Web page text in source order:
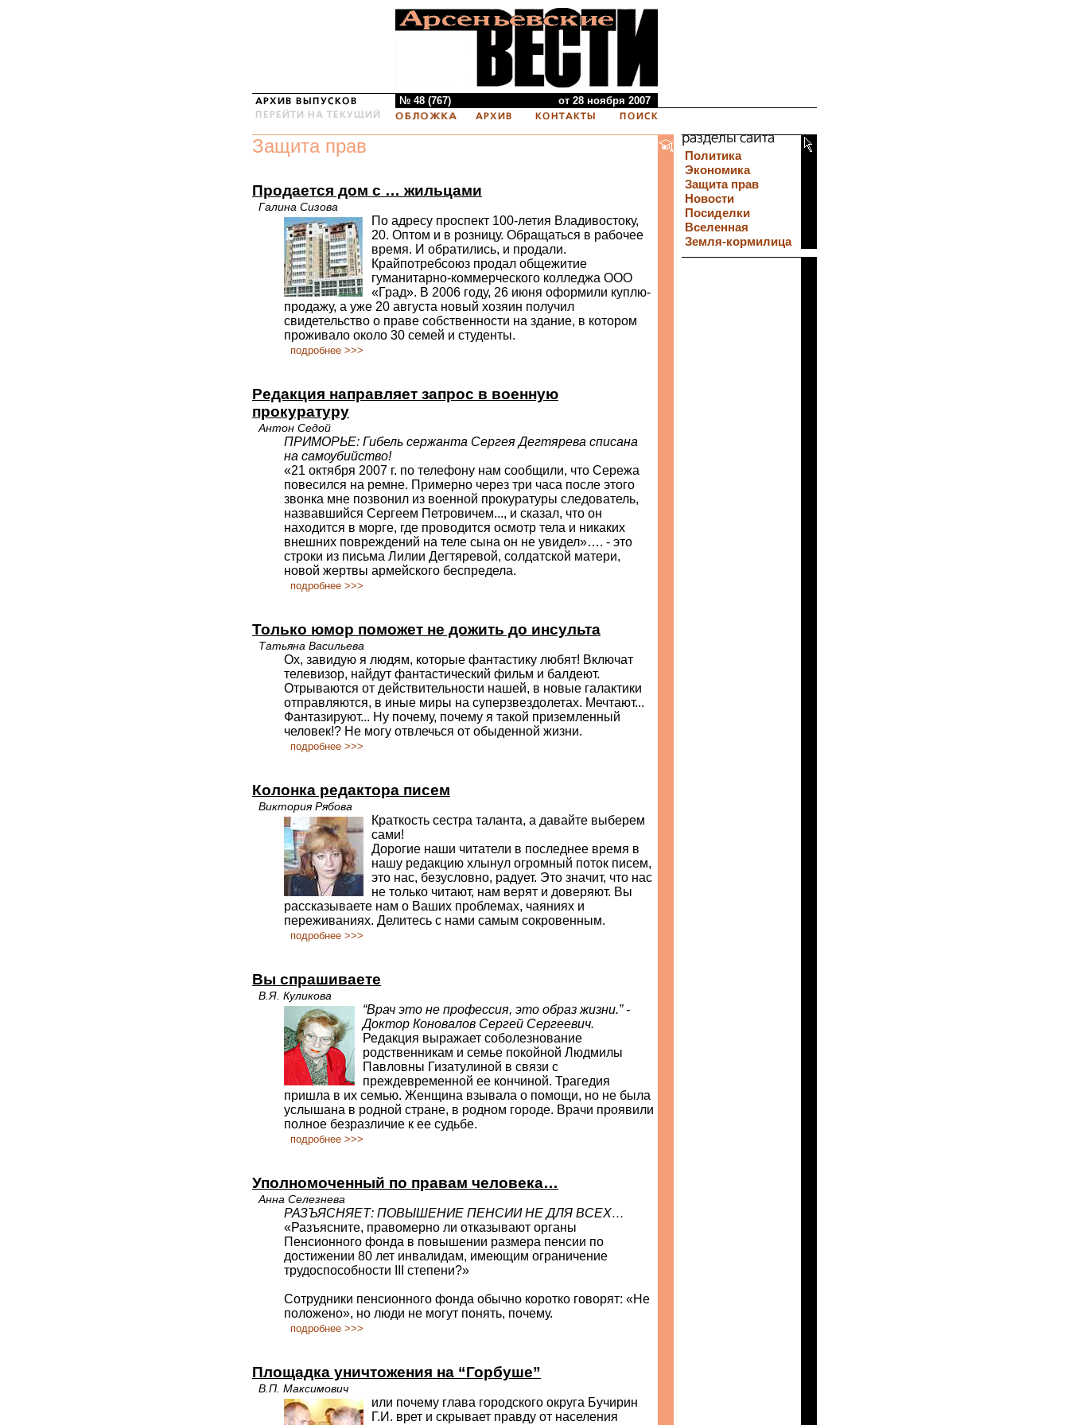
№ 48 (767) от 28 ноября 2007
Защита прав
Продается дом с … жильцами
Галина Сизова
По адресу проспект 100-летия Владивостоку,
20. Оптом и в розницу. Обращаться в рабочее
время. И обратились, и продали.
Крайпотребсоюз продал общежитие
гуманитарно-коммерческого колледжа ООО
«Град». В 2006 году, 26 июня оформили куплю-
продажу, а уже 20 августа новый хозяин получил
свидетельство о праве собственности на здание, в котором
проживало около 30 семей и студенты.
подробнее >>>
Редакция направляет запрос в военную
прокуратуру
Антон Седой
ПРИМОРЬЕ: Гибель сержанта Сергея Дегтярева списана
на самоубийство!
«21 октября 2007 г. по телефону нам сообщили, что Сережа
повесился на ремне. Примерно через три часа после этого
звонка мне позвонил из военной прокуратуры следователь,
назвавшийся Сергеем Петровичем..., и сказал, что он
находится в морге, где проводится осмотр тела и никаких
внешних повреждений на теле сына он не увидел»…. - это
строки из письма Лилии Дегтяревой, солдатской матери,
новой жертвы армейского беспредела.
подробнее >>>
Только юмор поможет не дожить до инсульта
Татьяна Васильева
Ох, завидую я людям, которые фантастику любят! Включат
телевизор, найдут фантастический фильм и балдеют.
Отрываются от действительности нашей, в новые галактики
отправляются, в иные миры на суперзвездолетах. Мечтают...
Фантазируют... Ну почему, почему я такой приземленный
человек!? Не могу отвлечься от обыденной жизни.
подробнее >>>
Колонка редактора писем
Виктория Рябова
Краткость сестра таланта, а давайте выберем
сами!
Дорогие наши читатели в последнее время в
нашу редакцию хлынул огромный поток писем,
это нас, безусловно, радует. Это значит, что нас
не только читают, нам верят и доверяют. Вы
рассказываете нам о Ваших проблемах, чаяниях и
переживаниях. Делитесь с нами самым сокровенным.
подробнее >>>
Вы спрашиваете
В.Я. Куликова
“Врач это не профессия, это образ жизни.” -
Доктор Коновалов Сергей Сергеевич.
Редакция выражает соболезнование
родственникам и семье покойной Людмилы
Павловны Гизатулиной в связи с
преждевременной ее кончиной. Трагедия
пришла в их семью. Женщина взывала о помощи, но не была
услышана в родной стране, в родном городе. Врачи проявили
полное безразличие к ее судьбе.
подробнее >>>
Уполномоченный по правам человека…
Анна Селезнева
РАЗЪЯСНЯЕТ: ПОВЫШЕНИЕ ПЕНСИИ НЕ ДЛЯ ВСЕХ…
«Разъясните, правомерно ли отказывают органы
Пенсионного фонда в повышении размера пенсии по
достижении 80 лет инвалидам, имеющим ограничение
трудоспособности III степени?»
Сотрудники пенсионного фонда обычно коротко говорят: «Не
положено», но люди не могут понять, почему.
подробнее >>>
Площадка уничтожения на “Горбуше”
В.П. Максимович
или почему глава городского округа Бучирин
Г.И. врет и скрывает правду от населения
Политика
Экономика
Защита прав
Новости
Посиделки
Вселенная
Земля-кормилица